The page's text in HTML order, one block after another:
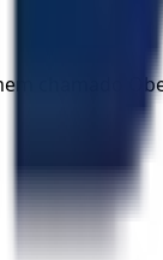
chamado